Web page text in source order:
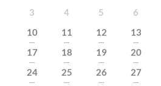
3
4 5 6
10
---
11
---
12
---
13
---
17
---
18
---
19
---
20
---
24
---
25
---
26
---
27
---